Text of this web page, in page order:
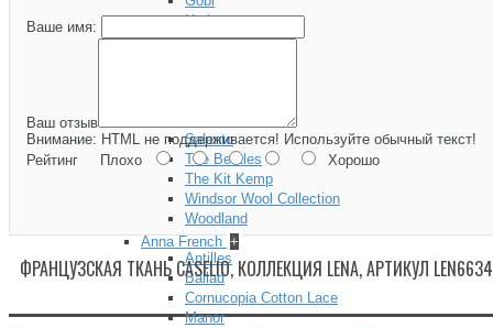
Harbour
Hindu Kush
Salento
The Beatles
The Kit Kemp
Windsor Wool Collection
Woodland
Anna French +
Antilles
Ballad
Cornucopia Cotton Lace
Manor
Ваше имя:
Ваш отзыв
Внимание: HTML не поддерживается! Используйте обычный текст!
Рейтинг Плохо Хорошо
ФРАНЦУЗСКАЯ ТКАНЬ CASELIO, КОЛЛЕКЦИЯ LENA, АРТИКУЛ